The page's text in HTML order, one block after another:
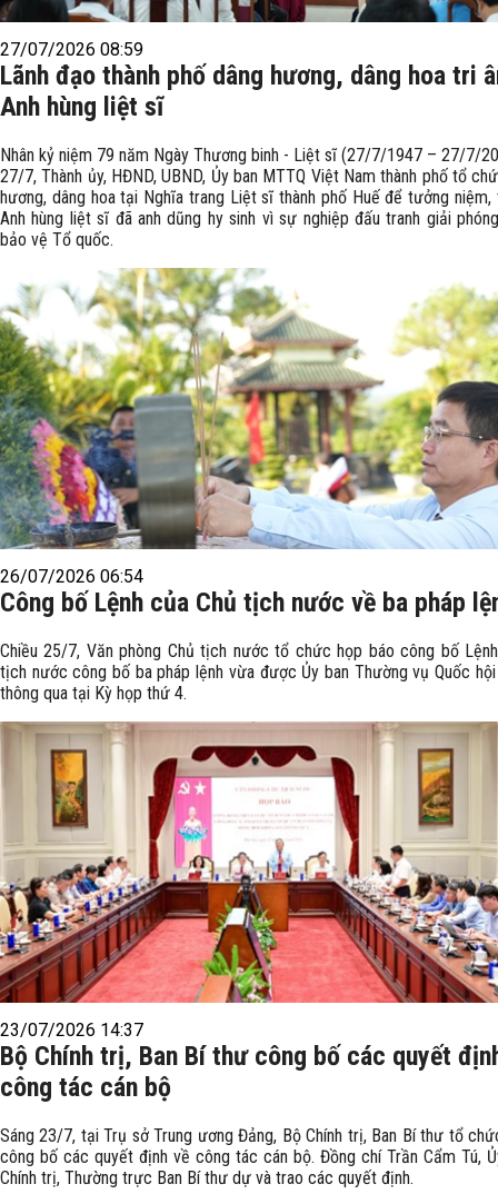
27/07/2026 08:59
Lãnh đạo thành phố dâng hương, dâng hoa tri
Anh hùng liệt sĩ
Nhân kỷ niệm 79 năm Ngày Thương binh - Liệt sĩ (27/7/1947 – 27/7/
27/7, Thành ủy, HĐND, UBND, Ủy ban MTTQ Việt Nam thành phố tổ
hương, dâng hoa tại Nghĩa trang Liệt sĩ thành phố Huế để tưởng
Anh hùng liệt sĩ đã anh dũng hy sinh vì sự nghiệp đấu tranh giải
bảo vệ Tổ quốc.
26/07/2026 06:54
Công bố Lệnh của Chủ tịch nước về ba pháp
Chiều 25/7, Văn phòng Chủ tịch nước tổ chức họp báo công bố
tịch nước công bố ba pháp lệnh vừa được Ủy ban Thường vụ Quốc
thông qua tại Kỳ họp thứ 4.
23/07/2026 14:37
Bộ Chính trị, Ban Bí thư công bố các quyết
công tác cán bộ
Sáng 23/7, tại Trụ sở Trung ương Đảng, Bộ Chính trị, Ban Bí thư tổ
công bố các quyết định về công tác cán bộ. Đồng chí Trần Cẩm Tú,
Chính trị, Thường trực Ban Bí thư dự và trao các quyết định.